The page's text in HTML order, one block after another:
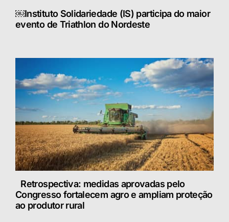
￼Instituto Solidariedade (IS) participa do maior
evento de Triathlon do Nordeste
Retrospectiva: medidas aprovadas pelo
Congresso fortalecem agro e ampliam proteção
ao produtor rural